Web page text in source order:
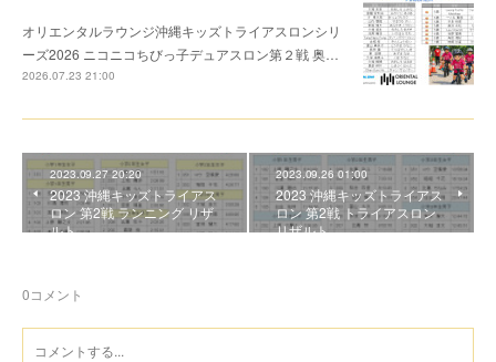
オリエンタルラウンジ沖縄キッズトライアスロンシリ
ーズ2026 ニコニコちびっ子デュアスロン第２戦 奥…
2026.07.23 21:00
2023.09.27 20:20
2023 沖縄キッズトライアス
ロン 第2戦 ランニング リザ
ルト
2023.09.26 01:00
2023 沖縄キッズトライアス
ロン 第2戦 トライアスロン
リザルト
0コメント